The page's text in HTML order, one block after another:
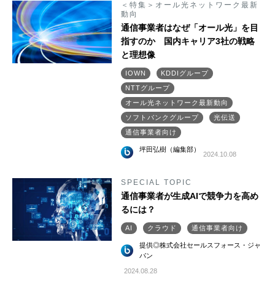
＜特集＞オール光ネットワーク最新
動向
通信事業者はなぜ「オール光」を目
指すのか 国内キャリア3社の戦略
と理想像
IOWN
KDDIグループ
NTTグループ
オール光ネットワーク最新動向
ソフトバンクグループ
光伝送
通信事業者向け
坪田弘樹（編集部）
2024.10.08
SPECIAL TOPIC
通信事業者が生成AIで競争力を高め
るには？
AI クラウド 通信事業者向け
提供◎株式会社セールスフォース・ジャ
パン
2024.08.28